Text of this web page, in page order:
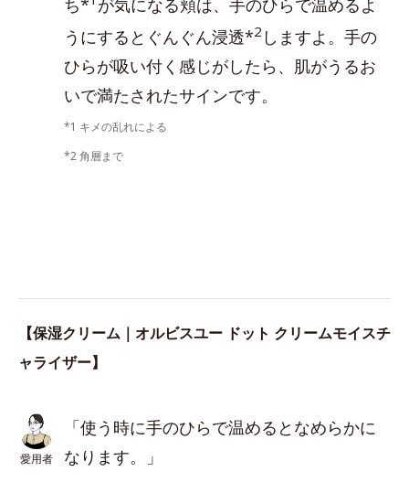
うにするとぐんぐん浸透*2 しますよ。手の
ひらが吸い付く感じがしたら、肌がうるお
いで満たされたサインです。
*1 キメの乱れによる
*2 角層まで
【保湿クリーム｜オルビスユー ドット クリームモイスチ
ャライザー】
愛用者
「使う時に手のひらで温めるとなめらかに
なります。」